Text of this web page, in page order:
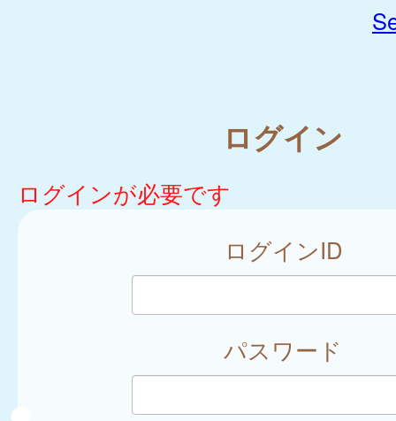
ログイン
ログインが必要です
ログインID
パスワード